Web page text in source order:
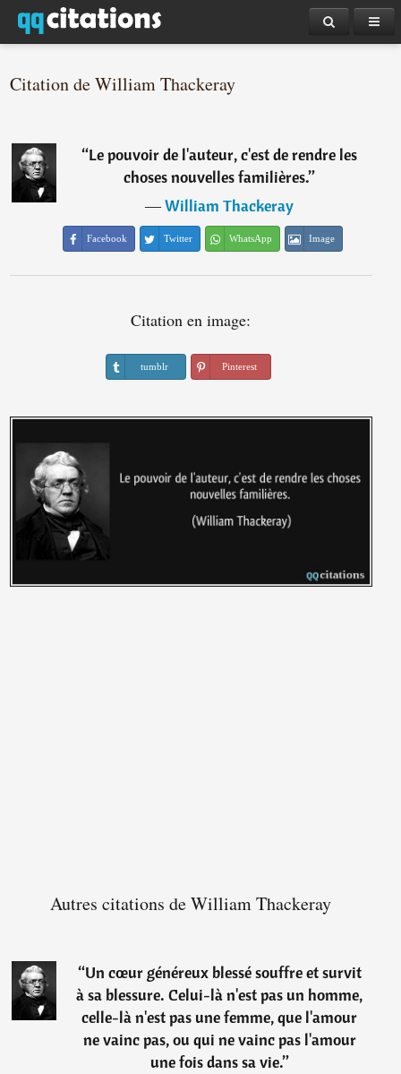
Citation de William Thackeray
“Le pouvoir de l'auteur, c'est de rendre les
choses nouvelles familières.”
―William Thackeray
Facebook Twitter WhatsApp Image
Citation en image:
tumblr Pinterest
Autres citations de William Thackeray
“Un cœur généreux blessé souffre et survit
à sa blessure. Celui-là n'est pas un homme,
celle-là n'est pas une femme, que l'amour
ne vainc pas, ou qui ne vainc pas l'amour
une fois dans sa vie.”